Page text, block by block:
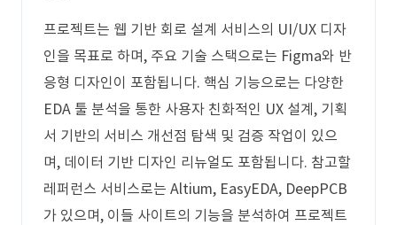
프로젝트는 웹 기반 회로 설계 서비스의 UI/UX 디자
인을 목표로 하며, 주요 기술 스택으로는 Figma와 반
응형 디자인이 포함됩니다. 핵심 기능으로는 다양한
EDA 툴 분석을 통한 사용자 친화적인 UX 설계, 기획
서 기반의 서비스 개선점 탐색 및 검증 작업이 있으
며, 데이터 기반 디자인 리뉴얼도 포함됩니다. 참고할
레퍼런스 서비스로는 Altium, EasyEDA, DeepPCB
가 있으며, 이들 사이트의 기능을 분석하여 프로젝트